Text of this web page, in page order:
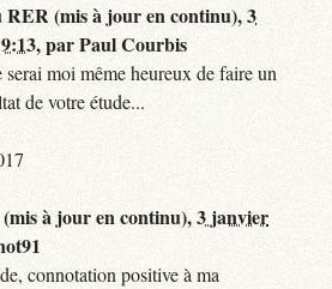
RER (mis à jour en continu),3
,parPaul Courbis
moi même heureux de faire un
de votre étude...
à jour en continu),3 janvier
connotation positive à ma